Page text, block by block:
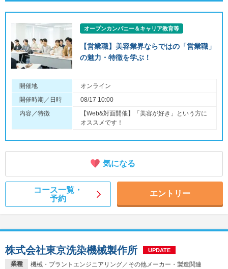
オープンカンパニー＆キャリア教育等
【営業職】美容業界ならではの「営業職」
の魅力・特徴を学ぶ！
開催地
オンライン
開催時期／日時
08/17 10:00
内容／特徴
【Web&対面開催】「美容が好き」という方に
オススメです！
気になる
コース一覧・
予約
エントリー
業種 機械・プラントエンジニアリング／その他メーカー・製造関連
株式会社東京洗染機械製作所 UPDATE